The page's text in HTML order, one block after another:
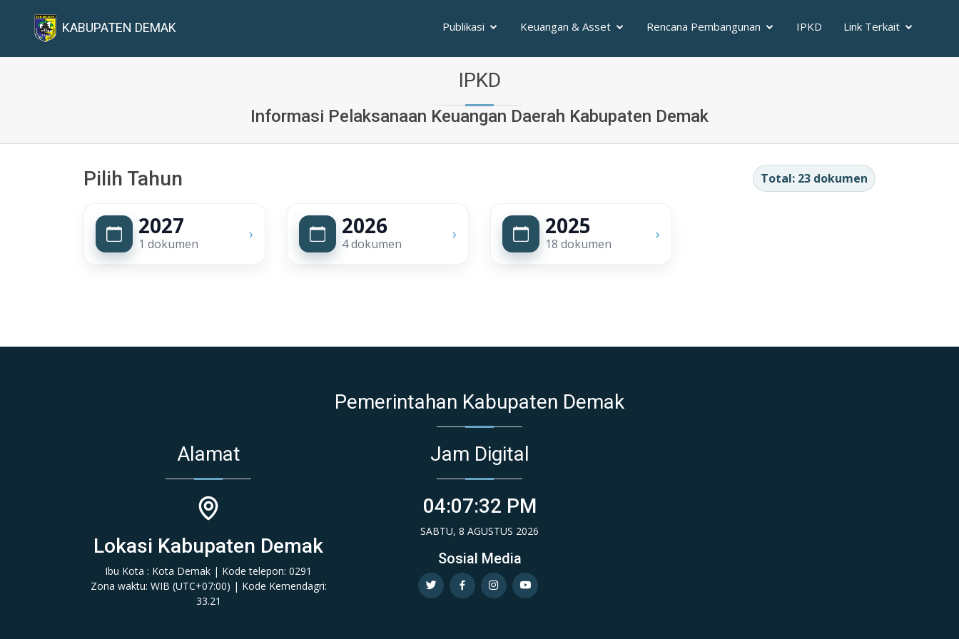
KABUPATEN DEMAK Publikasi Keuangan & Asset Rencana Pembangunan IPKD Link Terkait
IPKD
Informasi Pelaksanaan Keuangan Daerah Kabupaten Demak
Pilih Tahun Total: 23 dokumen
2027
1 dokumen
› 2026
4 dokumen
› 2025
18 dokumen
›
Pemerintahan Kabupaten Demak
Alamat
Lokasi Kabupaten Demak
Ibu Kota : Kota Demak | Kode telepon: 0291
Zona waktu: WIB (‎UTC+07:00‎)‎ | Kode Kemendagri:
33.21
Jam Digital
04:07:33 PM
SABTU, 8 AGUSTUS 2026
Sosial Media